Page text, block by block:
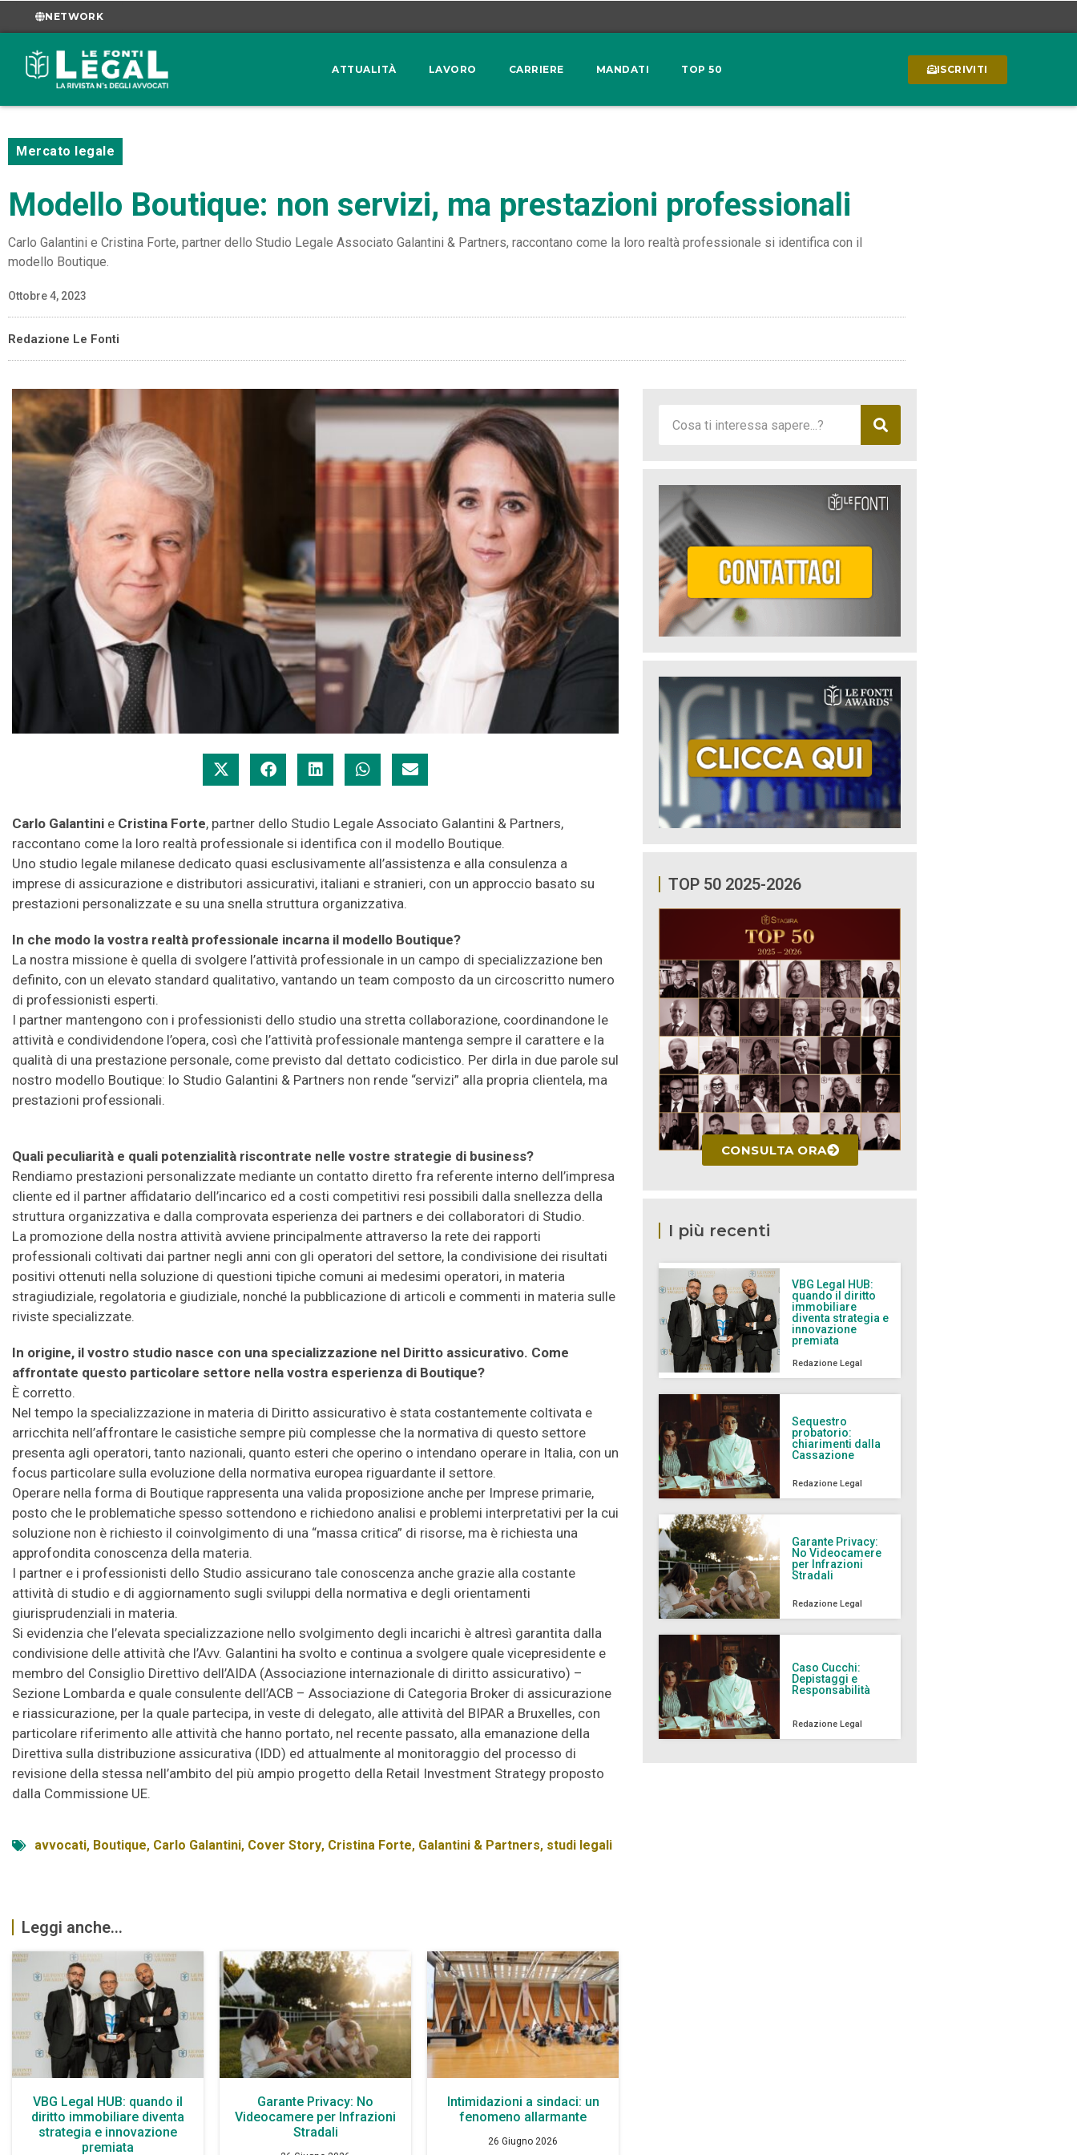
NETWORK
ATTUALITÀ LAVORO CARRIERE MANDATI TOP 50 ISCRIVITI
Mercato legale
Modello Boutique: non servizi, ma prestazioni professionali
Carlo Galantini e Cristina Forte, partner dello Studio Legale Associato Galantini & Partners, raccontano come la loro realtà professionale si identifica con il
modello Boutique.
Ottobre 4, 2023
Redazione Le Fonti
Carlo Galantini e Cristina Forte, partner dello Studio Legale Associato Galantini & Partners,
raccontano come la loro realtà professionale si identifica con il modello Boutique.
Uno studio legale milanese dedicato quasi esclusivamente all’assistenza e alla consulenza a
imprese di assicurazione e distributori assicurativi, italiani e stranieri, con un approccio basato su
prestazioni personalizzate e su una snella struttura organizzativa.
In che modo la vostra realtà professionale incarna il modello Boutique?
La nostra missione è quella di svolgere l’attività professionale in un campo di specializzazione ben
definito, con un elevato standard qualitativo, vantando un team composto da un circoscritto numero
di professionisti esperti.
I partner mantengono con i professionisti dello studio una stretta collaborazione, coordinandone le
attività e condividendone l’opera, così che l’attività professionale mantenga sempre il carattere e la
qualità di una prestazione personale, come previsto dal dettato codicistico. Per dirla in due parole sul
nostro modello Boutique: lo Studio Galantini & Partners non rende “servizi” alla propria clientela, ma
prestazioni professionali.
Quali peculiarità e quali potenzialità riscontrate nelle vostre strategie di business?
Rendiamo prestazioni personalizzate mediante un contatto diretto fra referente interno dell’impresa
cliente ed il partner affidatario dell’incarico ed a costi competitivi resi possibili dalla snellezza della
struttura organizzativa e dalla comprovata esperienza dei partners e dei collaboratori di Studio.
La promozione della nostra attività avviene principalmente attraverso la rete dei rapporti
professionali coltivati dai partner negli anni con gli operatori del settore, la condivisione dei risultati
positivi ottenuti nella soluzione di questioni tipiche comuni ai medesimi operatori, in materia
stragiudiziale, regolatoria e giudiziale, nonché la pubblicazione di articoli e commenti in materia sulle
riviste specializzate.
In origine, il vostro studio nasce con una specializzazione nel Diritto assicurativo. Come
affrontate questo particolare settore nella vostra esperienza di Boutique?
È corretto.
Nel tempo la specializzazione in materia di Diritto assicurativo è stata costantemente coltivata e
arricchita nell’affrontare le casistiche sempre più complesse che la normativa di questo settore
presenta agli operatori, tanto nazionali, quanto esteri che operino o intendano operare in Italia, con un
focus particolare sulla evoluzione della normativa europea riguardante il settore.
Operare nella forma di Boutique rappresenta una valida proposizione anche per Imprese primarie,
posto che le problematiche spesso sottendono e richiedono analisi e problemi interpretativi per la cui
soluzione non è richiesto il coinvolgimento di una “massa critica” di risorse, ma è richiesta una
approfondita conoscenza della materia.
I partner e i professionisti dello Studio assicurano tale conoscenza anche grazie alla costante
attività di studio e di aggiornamento sugli sviluppi della normativa e degli orientamenti
giurisprudenziali in materia.
Si evidenzia che l’elevata specializzazione nello svolgimento degli incarichi è altresì garantita dalla
condivisione delle attività che l’Avv. Galantini ha svolto e continua a svolgere quale vicepresidente e
membro del Consiglio Direttivo dell’AIDA (Associazione internazionale di diritto assicurativo) –
Sezione Lombarda e quale consulente dell’ACB – Associazione di Categoria Broker di assicurazione
e riassicurazione, per la quale partecipa, in veste di delegato, alle attività del BIPAR a Bruxelles, con
particolare riferimento alle attività che hanno portato, nel recente passato, alla emanazione della
Direttiva sulla distribuzione assicurativa (IDD) ed attualmente al monitoraggio del processo di
revisione della stessa nell’ambito del più ampio progetto della Retail Investment Strategy proposto
dalla Commissione UE.
avvocati, Boutique, Carlo Galantini, Cover Story, Cristina Forte, Galantini & Partners, studi legali
Leggi anche...
VBG Legal HUB: quando il
diritto immobiliare diventa
strategia e innovazione
premiata
Garante Privacy: No
Videocamere per Infrazioni
Stradali
Intimidazioni a sindaci: un
fenomeno allarmante
26 Giugno 2026
TOP 50 2025-2026
CONSULTA ORA
I più recenti
VBG Legal HUB:
quando il diritto
immobiliare
diventa strategia e
innovazione
premiata
Redazione Legal
Sequestro
probatorio:
chiarimenti dalla
Cassazione
Redazione Legal
Garante Privacy:
No Videocamere
per Infrazioni
Stradali
Redazione Legal
Caso Cucchi:
Depistaggi e
Responsabilità
Redazione Legal